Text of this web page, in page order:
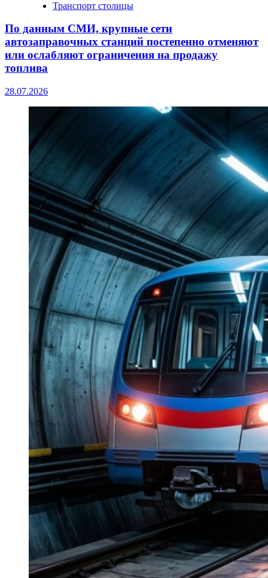
Транспорт столицы
По данным СМИ, крупные сети
автозаправочных станций постепенно отменяют
или ослабляют ограничения на продажу
топлива
28.07.2026